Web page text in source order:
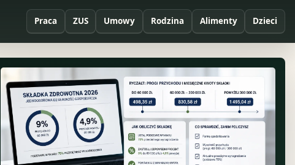
Praca ZUS Umowy Rodzina Alimenty Dzieci